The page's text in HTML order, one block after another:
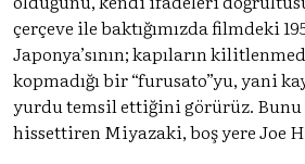
çerçeve ile baktığımızda filmdeki
Japonya’sının; kapıların
kopmadığı bir “furusato”yu, yani
yurdu temsil ettiğini görürüz.
hissettiren Miyazaki, boş yere Joe